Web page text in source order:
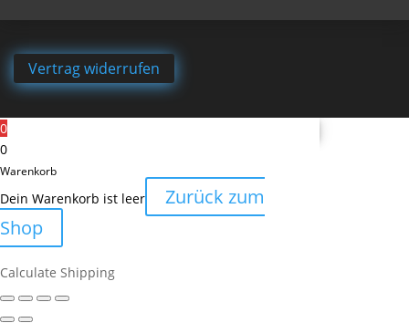
Vertrag widerrufen
0
0
Warenkorb
Dein Warenkorb ist leer
Zurück zum
Shop
Calculate Shipping